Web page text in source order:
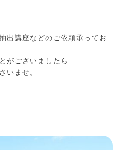
出講座などのご依頼承ってお
がございましたら
いませ。